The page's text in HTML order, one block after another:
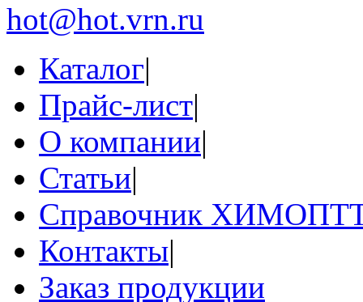
hot@hot.vrn.ru
Каталог|
Прайс-лист|
О компании|
Статьи|
Справочник
Контакты|
Заказ продукции